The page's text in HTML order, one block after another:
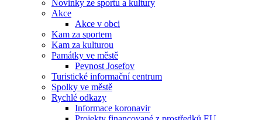
Novinky ze sportu a kultury
Akce
Akce v obci
Kam za sportem
Kam za kulturou
Památky ve městě
Pevnost Josefov
Turistické informační centrum
Spolky ve městě
Rychlé odkazy
Informace koronavir